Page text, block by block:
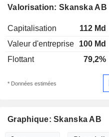
Valorisation: Skanska AB
Capitalisation 112 Md
Valeur d'entreprise
100 Md
Flottant
79,2%
* Données estimées
Graphique: Skanska AB